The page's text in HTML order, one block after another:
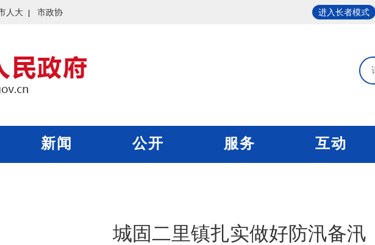
人大 市政协 进入长者模式
新闻 公开 服务 互动
城固二里镇扎实做好防汛备汛